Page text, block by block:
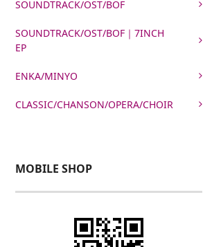
SOUNDTRACK/OST/BOF
SOUNDTRACK/OST/BOF｜7INCH
EP
ENKA/MINYO
CLASSIC/CHANSON/OPERA/CHOIR
MOBILE SHOP